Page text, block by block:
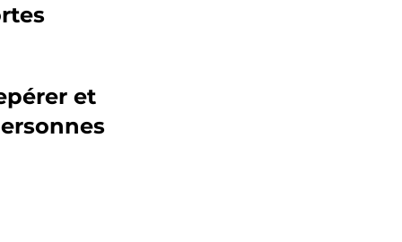
et